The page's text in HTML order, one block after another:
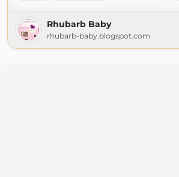
Rhubarb Baby
rhubarb-baby.blogspot.com